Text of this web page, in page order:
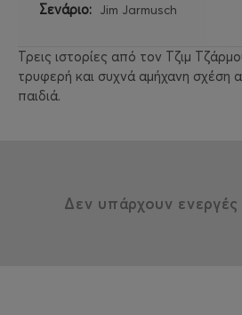
Σενάριο: Jim Jarmusch
Τρεις ιστορίες από τον Τζιμ
τρυφερή και συχνά αμήχανη σχέση
παιδιά.
Δεν υπάρχουν